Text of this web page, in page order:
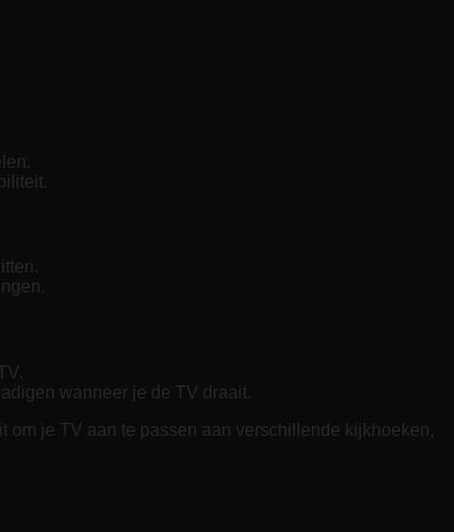
wanneer je de TV draait.
je TV aan te passen aan verschillende kijkhoeken,